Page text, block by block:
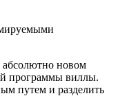
абсолютно новом
программы виллы.
путем и разделить